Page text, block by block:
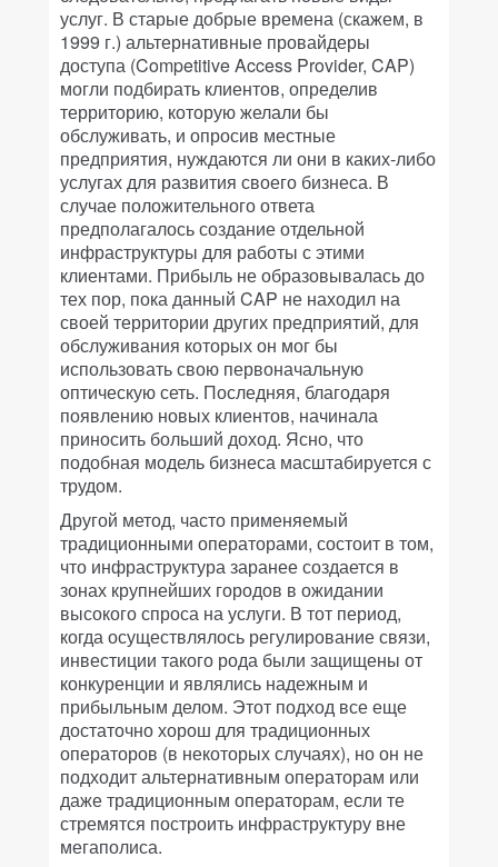
услуг. В старые добрые времена (скажем, в
1999 г.) альтернативные провайдеры
доступа (Competitive Access Provider, CAP)
могли подбирать клиентов, определив
территорию, которую желали бы
обслуживать, и опросив местные
предприятия, нуждаются ли они в каких-либо
услугах для развития своего бизнеса. В
случае положительного ответа
предполагалось создание отдельной
инфраструктуры для работы с этими
клиентами. Прибыль не образовывалась до
тех пор, пока данный CAP не находил на
своей территории других предприятий, для
обслуживания которых он мог бы
использовать свою первоначальную
оптическую сеть. Последняя, благодаря
появлению новых клиентов, начинала
приносить больший доход. Ясно, что
подобная модель бизнеса масштабируется с
трудом.
Другой метод, часто применяемый
традиционными операторами, состоит в том,
что инфраструктура заранее создается в
зонах крупнейших городов в ожидании
высокого спроса на услуги. В тот период,
когда осуществлялось регулирование связи,
инвестиции такого рода были защищены от
конкуренции и являлись надежным и
прибыльным делом. Этот подход все еще
достаточно хорош для традиционных
операторов (в некоторых случаях), но он не
подходит альтернативным операторам или
даже традиционным операторам, если те
стремятся построить инфраструктуру вне
мегаполиса.